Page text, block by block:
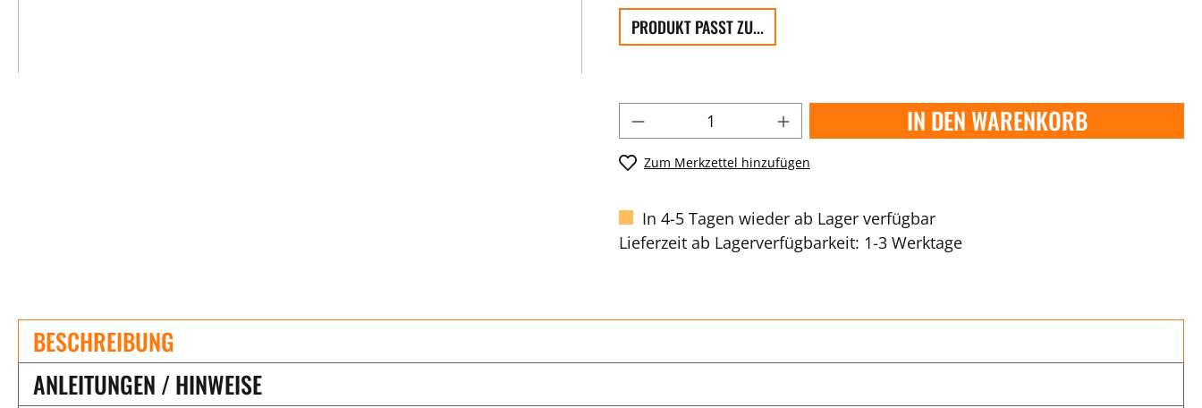
PRODUKT PASST ZU...
IN DEN WARENKORB
Zum Merkzettel hinzufügen
In 4-5 Tagen wieder ab Lager verfügbar
Lieferzeit ab Lagerverfügbarkeit: 1-3 Werktage
BESCHREIBUNG
ANLEITUNGEN / HINWEISE